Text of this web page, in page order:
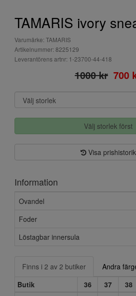
TAMARIS ivory
Varumärke: TAMARIS
Artikelnummer: 8225129
Leverantörens artnr: 1-23700-44-418
1000 kr 700
Välj storlek först
Visa prishistorik
Information
Ovandel
Foder
Löstagbar innersula
Finns i 2 av 2 butiker
Andra
Butik
36 37 38